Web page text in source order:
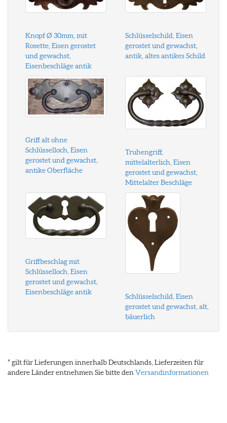
Knopf Ø 30mm, mit
Rosette, Eisen gerostet
und gewachst,
Eisenbeschläge antik
Schlüsselschild, Eisen
gerostet und gewachst,
antik, altes antikes Schild
Griff alt ohne
Schlüsselloch, Eisen
gerostet und gewachst,
antike Oberfläche
Truhengriff,
mittelalterlich, Eisen
gerostet und gewachst,
Mittelalter Beschläge
Griffbeschlag mit
Schlüsselloch, Eisen
gerostet und gewachst,
Eisenbeschläge antik
Schlüsselschild, Eisen
gerostet und gewachst, alt,
bäuerlich
* gilt für Lieferungen innerhalb Deutschlands, Lieferzeiten für
andere Länder entnehmen Sie bitte den Versandinformationen